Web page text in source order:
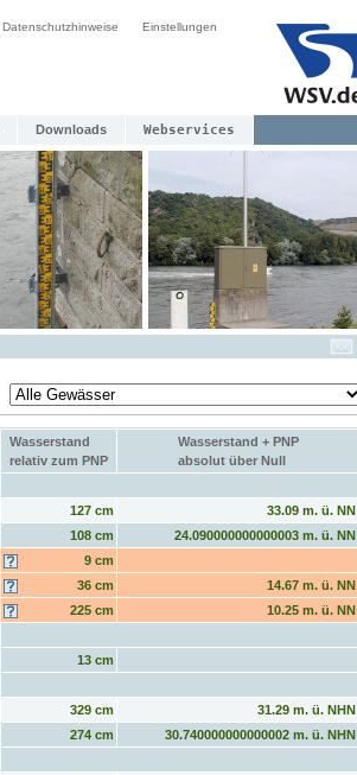
Datenschutzhinweise Einstellungen
Downloads Webservices
Wasserstand
relativ zum PNP
Wasserstand + PNP
absolut über Null
127 cm
33.09 m. ü. NN
108 cm
24.090000000000003 m. ü. NN
9 cm
36 cm
14.67 m. ü. NN
225 cm
10.25 m. ü. NN
13 cm
329 cm
31.29 m. ü. NHN
274 cm
30.740000000000002 m. ü. NHN